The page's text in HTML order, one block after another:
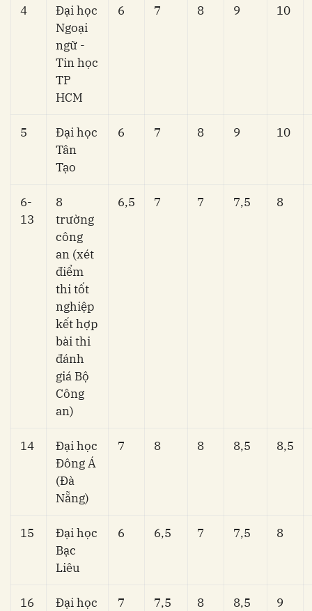
4
Đại học
Ngoại
ngữ -
Tin học
TP
HCM
6 7 8 9 10
5
Đại học
Tân
Tạo
6 7 8 9 10
6-
13
8
trường
công
an (xét
điểm
thi tốt
nghiệp
kết hợp
bài thi
đánh
giá Bộ
Công
an)
6,5 7 7 7,5 8
14
Đại học
Đông Á
(Đà
Nẵng)
7 8 8 8,5 8,5
15
Đại học
Bạc
Liêu
6 6,5 7 7,5 8
16
Đại học
7 7,5 8 8,5 9